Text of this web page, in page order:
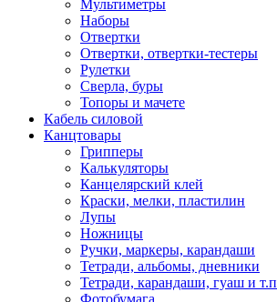
Мультиметры
Наборы
Отвертки
Отвертки, отвертки-тестеры
Рулетки
Сверла, буры
Топоры и мачете
Кабель силовой
Канцтовары
Грипперы
Калькуляторы
Канцелярский клей
Краски, мелки, пластилин
Лупы
Ножницы
Ручки, маркеры, карандаши
Тетради, альбомы, дневники
Тетради, карандаши, гуаш и т.п
Фотобумага